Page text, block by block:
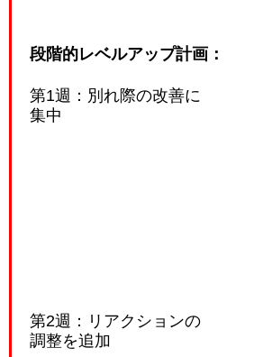
段階的レベルアップ計画：
第1週：別れ際の改善に
集中
第2週：リアクションの
調整を追加